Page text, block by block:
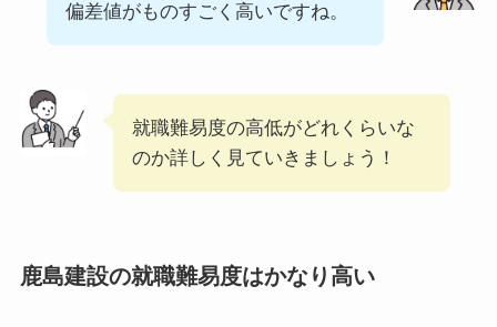
偏差値がものすごく高いですね。
就職難易度の高低がどれくらいな
のか詳しく見ていきましょう！
鹿島建設の就職難易度はかなり高い